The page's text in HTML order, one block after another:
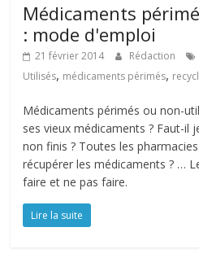
Médicaments
: mode d'emploi
21 février 2014 Rédaction
Utilisés, médicaments périmés,
Médicaments périmés ou non-
ses vieux médicaments ? Faut-il
non finis ? Toutes les
récupérer les médicaments ? …
faire et ne pas faire.
Lire la suite